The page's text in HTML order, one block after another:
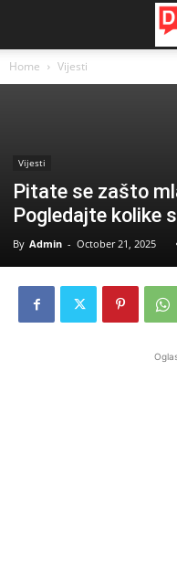
Home Vijesti
Vijesti
Pitate se zašto
Pogledajte kolike
By Admin - October 21, 2025